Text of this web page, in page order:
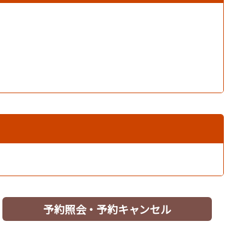
予約照会・予約キャンセル